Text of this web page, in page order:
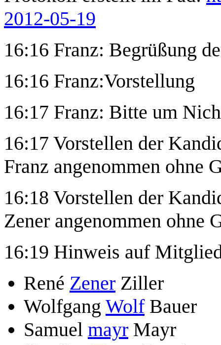
2012-05-19
16:16 Franz: Begrüßung
16:16 Franz:Vorstellung
16:17 Franz: Bitte um
16:17 Vorstellen der
Franz angenommen ohne
16:18 Vorstellen der
Zener angenommen ohne
16:19 Hinweis auf
René Zener Ziller
Wolfgang WolfBauer
Samuel mayr Mayr